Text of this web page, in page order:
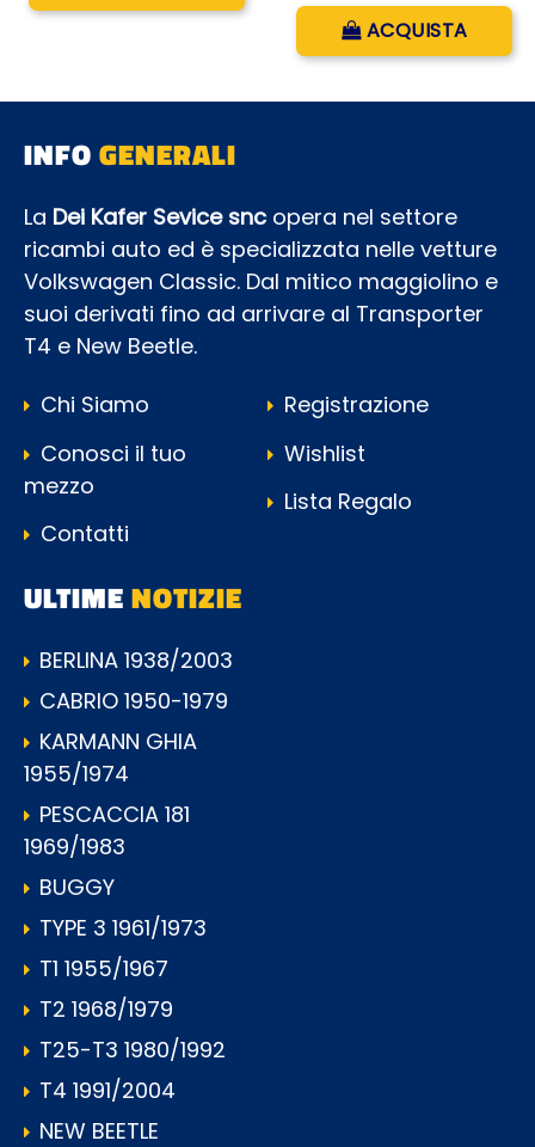
ACQUISTA
INFOGENERALI
La Dei Kafer Sevice snc opera nel settore
ricambi auto ed è specializzata nelle vetture
Volkswagen Classic. Dal mitico maggiolino e
suoi derivati fino ad arrivare al Transporter
T4 e New Beetle.
Chi Siamo
Conosci il tuo
mezzo
Contatti
Registrazione
Wishlist
Lista Regalo
ULTIMENOTIZIE
BERLINA 1938/2003
CABRIO 1950-1979
KARMANN GHIA
1955/1974
PESCACCIA 181
1969/1983
BUGGY
TYPE 3 1961/1973
T1 1955/1967
T2 1968/1979
T25-T3 1980/1992
T4 1991/2004
NEW BEETLE